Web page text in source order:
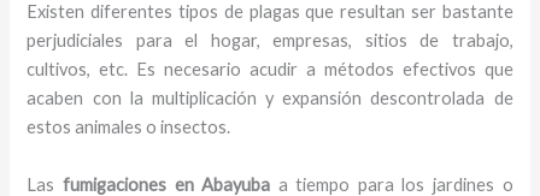
Existen diferentes tipos de plagas que resultan ser bastante
perjudiciales para el hogar, empresas, sitios de trabajo,
cultivos, etc. Es necesario acudir a métodos efectivos que
acaben con la multiplicación y expansión descontrolada de
estos animales o insectos.
Lasfumigaciones en Abayuba a tiempo para los jardines o